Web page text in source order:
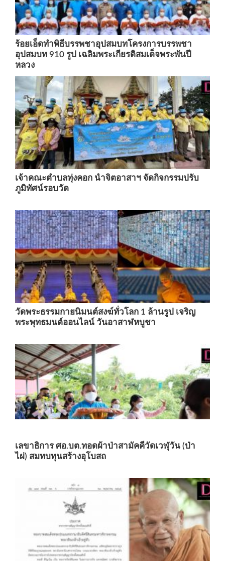
ร้อยเอ็ดทำพิธีบรรพชาอุปสมบทโครงการบรรพชา
อุปสมบท 910 รูป เฉลิมพระเกียรติสมเด็จพระพันปี
หลวง
เจ้าคณะตำบลทุ่งคอก นำจิตอาสาฯ จัดกิจกรรมปรับ
ภูมิทัศน์รอบวัด
วัดพระธรรมกายนิมนต์สงฆ์ทั่วโลก 1 ล้านรูป เจริญ
พระพุทธมนต์ออนไลน์ วันอาสาฬหบูชา
เลขาธิการ ศอ.บต.ทอดผ้าป่าสามัคคีวัดเวฬุวัน (ป่า
ไผ่) สมทบทุนสร้างอุโบสถ